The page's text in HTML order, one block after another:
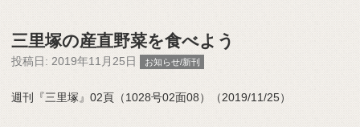
三里塚の産直野菜を食べよう
投稿日: 2019年11月25日 お知らせ/新刊
週刊『三里塚』02頁（1028号02面08）（2019/11/25）